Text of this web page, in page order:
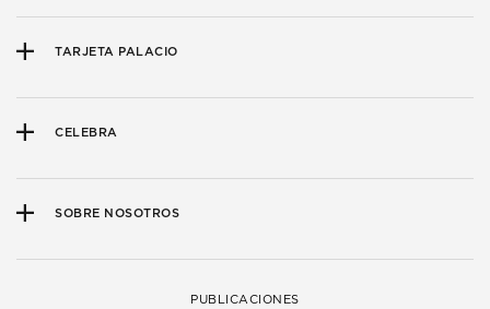
TARJETA PALACIO
CELEBRA
SOBRE NOSOTROS
PUBLICACIONES